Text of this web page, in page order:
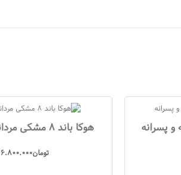
هوکا باند 8 مشکی مردانه و پسرانه
تومان6.800.000